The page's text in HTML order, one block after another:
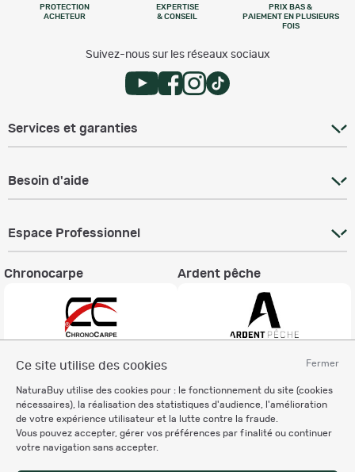
Fermer
Ce site utilise des cookies
NaturaBuy utilise des cookies pour : le fonctionnement du site (cookies
nécessaires), la réalisation des statistiques d'audience, l'amélioration
de votre expérience utilisateur et la lutte contre la fraude.
Vous pouvez accepter, gérer vos préférences par finalité ou continuer
votre navigation sans accepter.
PROTECTION
ACHETEUR
EXPERTISE
& CONSEIL
PRIX BAS &
PAIEMENT EN PLUSIEURS
FOIS
Suivez-nous sur les réseaux sociaux
Services et garanties
Besoin d'aide
Espace Professionnel
Chronocarpe Ardent pêche
Charte éthique
Mentions légales
Règlement & Conditions d'utilisation
Politique de protection
des données personnelles